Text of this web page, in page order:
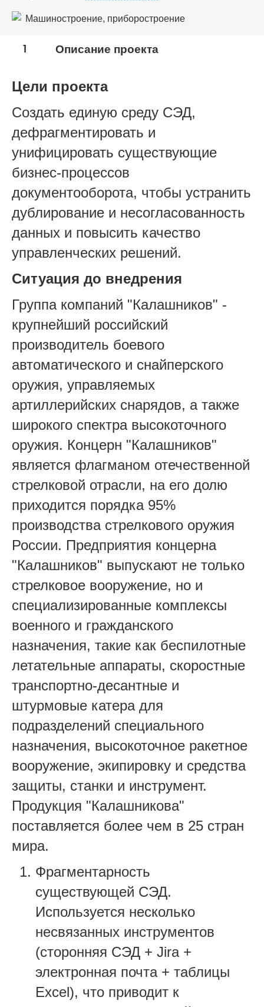
Машиностроение, приборостроение
Оборонно-промышленный комплекс
1 Описание проекта
Цели проекта
Создать единую среду СЭД,
дефрагментировать и
унифицировать существующие
бизнес-процессов
документооборота, чтобы устранить
дублирование и несогласованность
данных и повысить качество
управленческих решений.
Ситуация до внедрения
Группа компаний "Калашников" -
крупнейший российский
производитель боевого
автоматического и снайперского
оружия, управляемых
артиллерийских снарядов, а также
широкого спектра высокоточного
оружия. Концерн "Калашников"
является флагманом отечественной
стрелковой отрасли, на его долю
приходится порядка 95%
производства стрелкового оружия
России. Предприятия концерна
"Калашников" выпускают не только
стрелковое вооружение, но и
специализированные комплексы
военного и гражданского
назначения, такие как беспилотные
летательные аппараты, скоростные
транспортно-десантные и
штурмовые катера для
подразделений специального
назначения, высокоточное ракетное
вооружение, экипировку и средства
защиты, станки и инструмент.
Продукция "Калашникова"
поставляется более чем в 25 стран
мира.
Фрагментарность
существующей СЭД.
Используется несколько
несвязанных инструментов
(сторонняя СЭД + Jira +
электронная почта + таблицы
Excel), что приводит к